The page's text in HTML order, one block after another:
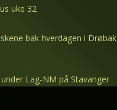
uke 32
bak hverdagen i Drøbak
Lag-NM på Stavanger